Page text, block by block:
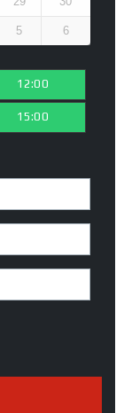
5 6
12:00
15:00